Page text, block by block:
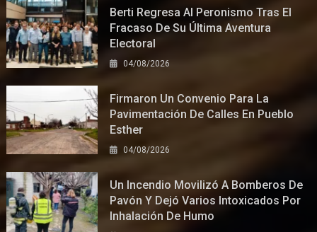
Berti Regresa Al Peronismo Tras El
Fracaso De Su Última Aventura
Electoral
04/08/2026
Firmaron Un Convenio Para La
Pavimentación De Calles En Pueblo
Esther
04/08/2026
Un Incendio Movilizó A Bomberos De
Pavón Y Dejó Varios Intoxicados Por
Inhalación De Humo